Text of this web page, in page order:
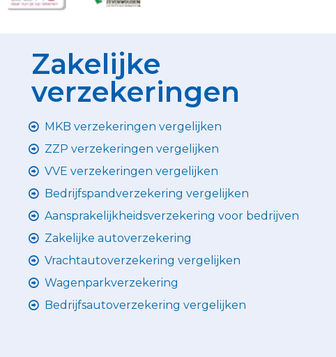
Zakelijke
verzekeringen
MKB verzekeringen vergelijken
ZZP verzekeringen vergelijken
VVE verzekeringen vergelijken
Bedrijfspandverzekering vergelijken
Aansprakelijkheidsverzekering voor bedrijven
Zakelijke autoverzekering
Vrachtautoverzekering vergelijken
Wagenparkverzekering
Bedrijfsautoverzekering vergelijken